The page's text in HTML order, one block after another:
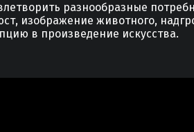
разнообразные
изображение животного,
в произведение искусства.